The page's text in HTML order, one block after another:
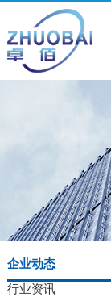
企业动态
行业资讯